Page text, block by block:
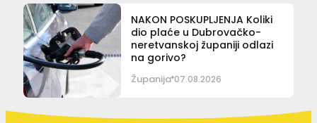
NAKON POSKUPLJENJA Koliki
dio plaće u Dubrovačko-
neretvanskoj županiji odlazi
na gorivo?
Županija 07.08.2026